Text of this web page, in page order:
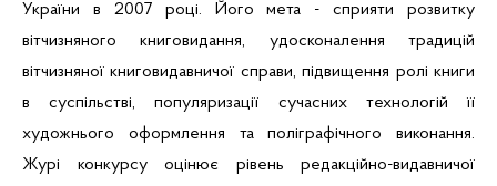
України в 2007 році. Його мета - сприяти розвитку
вітчизняного книговидання, удосконалення традицій
вітчизняної книговидавничої справи, підвищення ролі книги
в суспільстві, популяризації сучасних технологій її
художнього оформлення та поліграфічного виконання.
Журі конкурсу оцінює рівень редакційно-видавничої